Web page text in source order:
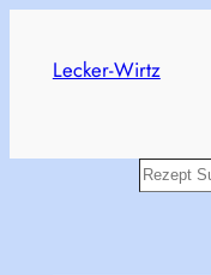
content
Lecker-Wirtz